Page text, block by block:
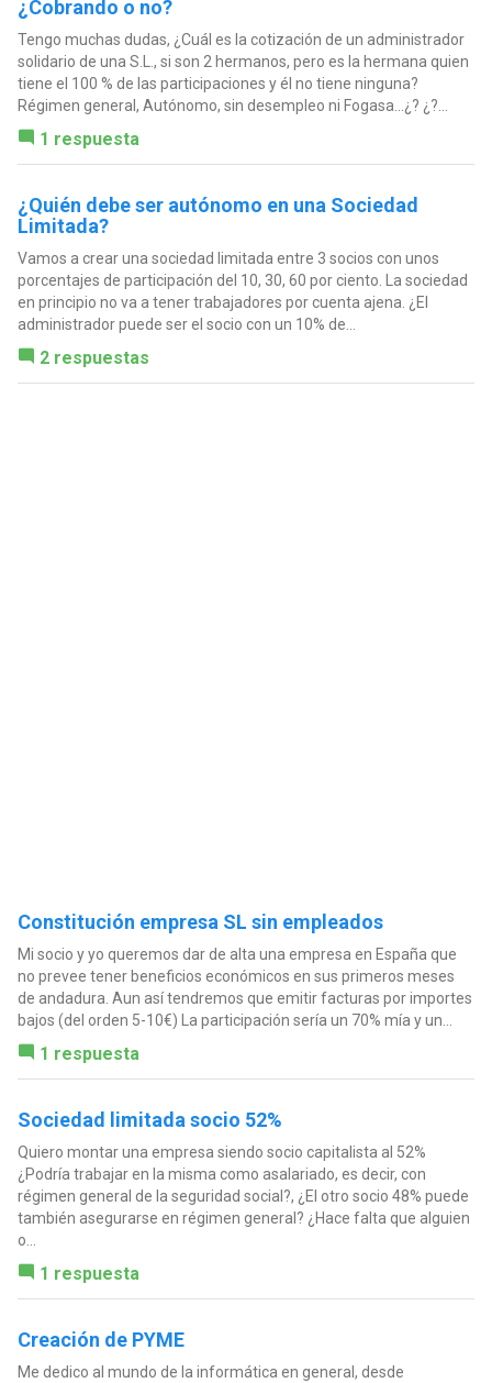
¿Cobrando o no?
Tengo muchas dudas, ¿Cuál es la cotización de un administrador
solidario de una S.L., si son 2 hermanos, pero es la hermana quien
tiene el 100 % de las participaciones y él no tiene ninguna?
Régimen general, Autónomo, sin desempleo ni Fogasa...¿? ¿?...
1 respuesta
¿Quién debe ser autónomo en una Sociedad
Limitada?
Vamos a crear una sociedad limitada entre 3 socios con unos
porcentajes de participación del 10, 30, 60 por ciento. La sociedad
en principio no va a tener trabajadores por cuenta ajena. ¿El
administrador puede ser el socio con un 10% de...
2 respuestas
Constitución empresa SL sin empleados
Mi socio y yo queremos dar de alta una empresa en España que
no prevee tener beneficios económicos en sus primeros meses
de andadura. Aun así tendremos que emitir facturas por importes
bajos (del orden 5-10€) La participación sería un 70% mía y un...
1 respuesta
Sociedad limitada socio 52%
Quiero montar una empresa siendo socio capitalista al 52%
¿Podría trabajar en la misma como asalariado, es decir, con
régimen general de la seguridad social?, ¿El otro socio 48% puede
también asegurarse en régimen general? ¿Hace falta que alguien
o...
1 respuesta
Creación de PYME
Me dedico al mundo de la informática en general, desde